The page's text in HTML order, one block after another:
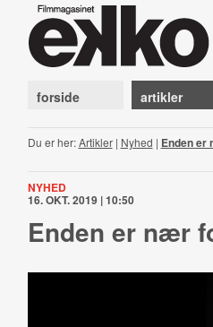
forside artikler
Du er her:Artikler| Nyhed | Enden er
NYHED
16. OKT. 2019 | 10:50
Enden er nær